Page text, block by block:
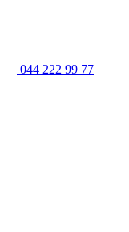
044 222 99 77